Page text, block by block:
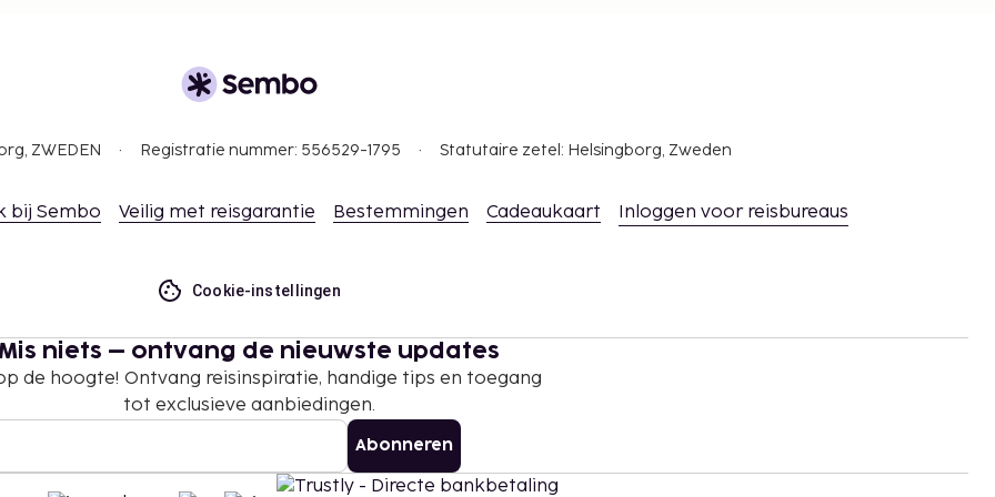
zijn mogelijk
betalingen bij deze
Neem
zijn mogelijk.
geaardheid en
ZWEDEN Registratie nummer: 556529-1795 Statutaire zetel: Helsingborg, Zweden
bij Sembo Veilig met reisgarantie Bestemmingen Cadeaukaart Inloggen voor reisbureaus
Cookie-instellingen
Mis niets – ontvang de nieuwste updates
de hoogte! Ontvang reisinspiratie, handige tips en toegang
tot exclusieve aanbiedingen.
Abonneren